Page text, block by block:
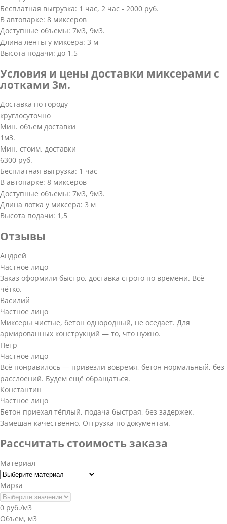
Бесплатная выгрузка: 1 час, 2 час - 2000 руб.
В автопарке: 8 миксеров
Доступные объемы: 7м3, 9м3.
Длина ленты у миксера: 3 м
Высота подачи: до 1,5
Условия и цены доставки миксерами с
лотками 3м.
Доставка по городу
круглосуточно
Мин. объем доставки
1м3.
Мин. стоим. доставки
6300 руб.
Бесплатная выгрузка: 1 час
В автопарке: 8 миксеров
Доступные объемы: 7м3, 9м3.
Длина лотка у миксера: 3 м
Высота подачи: 1,5
Отзывы
Андрей
Частное лицо
Заказ оформили быстро, доставка строго по времени. Всё
чётко.
Василий
Частное лицо
Миксеры чистые, бетон однородный, не оседает. Для
армированных конструкций — то, что нужно.
Петр
Частное лицо
Всё понравилось — привезли вовремя, бетон нормальный, без
расслоений. Будем ещё обращаться.
Константин
Частное лицо
Бетон приехал тёплый, подача быстрая, без задержек.
Замешан качественно. Отгрузка по документам.
Рассчитать стоимость заказа
Материал
Марка
0 руб./м3
Объем, м3